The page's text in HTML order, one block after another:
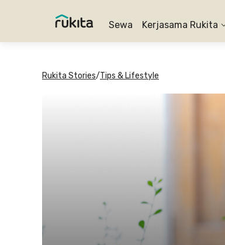
Sewa Kerjasama Rukita
Rukita Stories/Tips & Lifestyle